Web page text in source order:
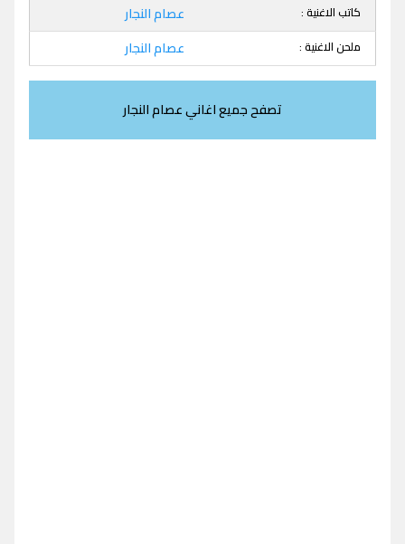
كاتب الاغنية : عصام النجار
ملحن الاغنية : عصام النجار
تصفح جميع اغاني عصام النجار